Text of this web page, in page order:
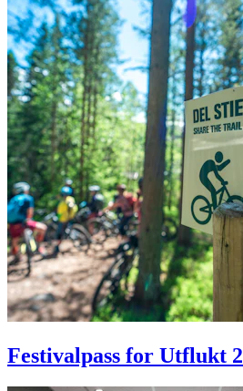
Festivalpass for Utflukt